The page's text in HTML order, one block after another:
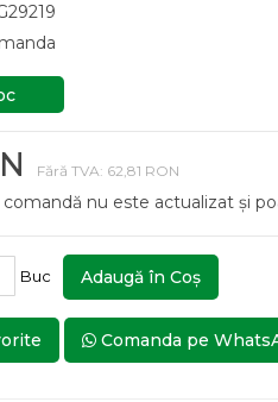
Fără TVA: 62,81 RON
nu este actualizat și
Buc Adaugă în Coş
Comanda pe